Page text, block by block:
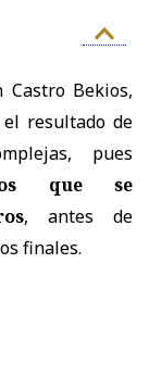
Castro Bekios,
el resultado de
pues
que se
, antes de
finales.